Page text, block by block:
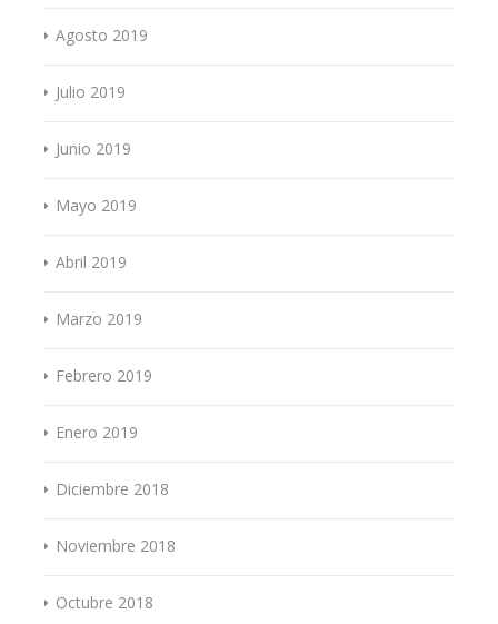
Agosto 2019
Julio 2019
Junio 2019
Mayo 2019
Abril 2019
Marzo 2019
Febrero 2019
Enero 2019
Diciembre 2018
Noviembre 2018
Octubre 2018